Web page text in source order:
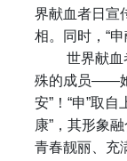
界献血者日宣
相。同时， “申
世界献血者
殊的成员——
安”！ “申”取自
康”，其形象融
青春靓丽、充